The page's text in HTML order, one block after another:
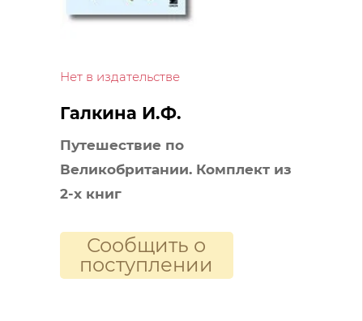
Нет в издательстве
Галкина И.Ф.
Путешествие по
Великобритании. Комплект из
2-х книг
Сообщить о
поступлении